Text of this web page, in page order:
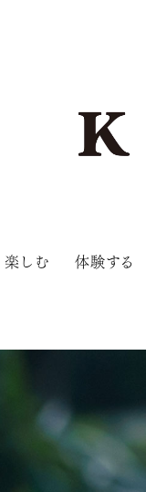
楽しむ 体験する